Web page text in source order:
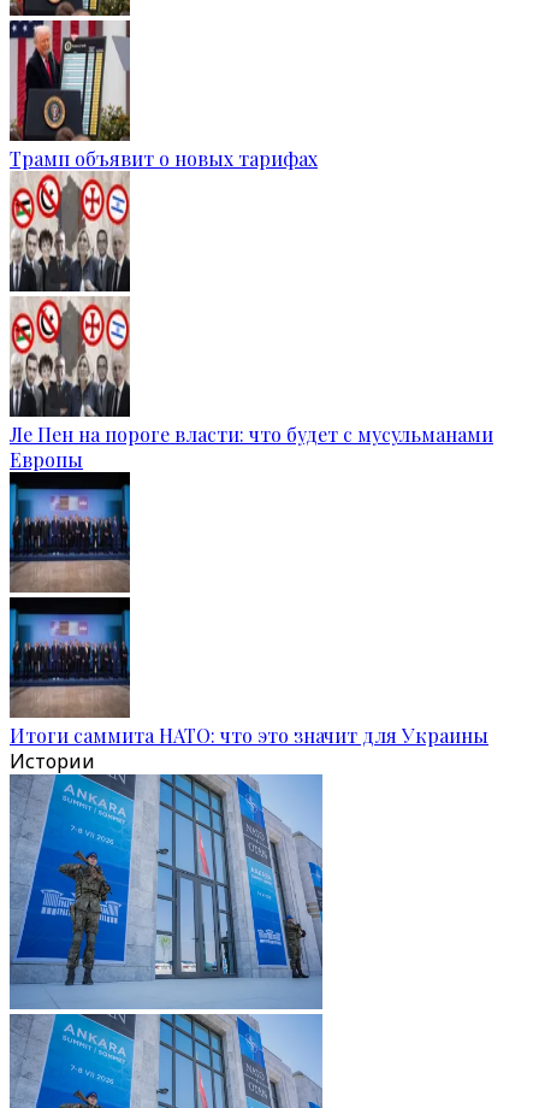
Трамп объявит о новых тарифах
Ле Пен на пороге власти: что будет с мусульманами
Европы
Итоги саммита НАТО: что это значит для Украины
Истории